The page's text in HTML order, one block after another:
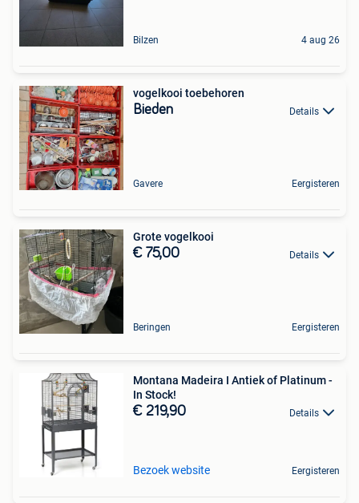
Bilzen 4 aug 26
vogelkooi toebehoren
Bieden Details
Gavere Eergisteren
Grote vogelkooi
€ 75,00 Details
Beringen Eergisteren
Montana Madeira I Antiek of Platinum -
In Stock!
€ 219,90 Details
Bezoek website Eergisteren